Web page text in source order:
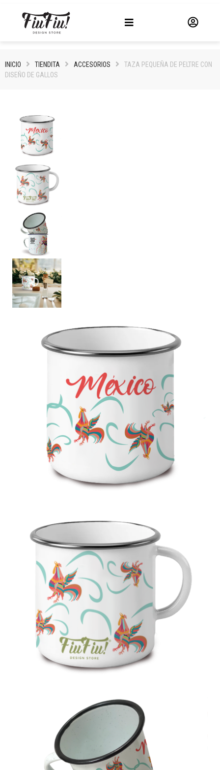
INICIO TIENDITA ACCESORIOS
TAZA PEQUEÑA DE PELTRE CON
DISEÑO DE GALLOS